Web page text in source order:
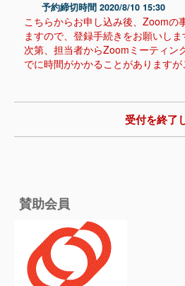
予約締切時間 2020/8/10 15:30
こちらからお申し込み後、Zoomの
ますので、登録手続きをお願いし
次第、担当者からZoomミーティン
でに時間がかかることがありますが
受付を終了
賛助会員